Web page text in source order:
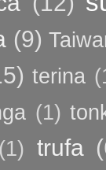
(9)
terina
(1)
(1) trufa